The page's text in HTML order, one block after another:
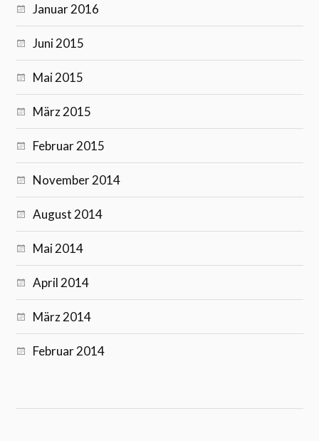
Januar 2016
Juni 2015
Mai 2015
März 2015
Februar 2015
November 2014
August 2014
Mai 2014
April 2014
März 2014
Februar 2014